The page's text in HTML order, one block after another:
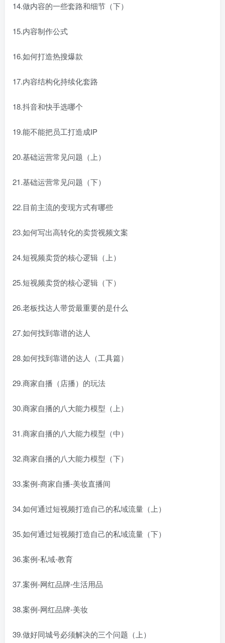
14.做内容的一些套路和细节（下）
15.内容制作公式
16.如何打造热搜爆款
17.内容结构化持续化套路
18.抖音和快手选哪个
19.能不能把员工打造成IP
20.基础运营常见问题（上）
21.基础运营常见问题（下）
22.目前主流的变现方式有哪些
23.如何写出高转化的卖货视频文案
24.短视频卖货的核心逻辑（上）
25.短视频卖货的核心逻辑（下）
26.老板找达人带货最重要的是什么
27.如何找到靠谱的达人
28.如何找到靠谱的达人（工具篇）
29.商家自播（店播）的玩法
30.商家自播的八大能力模型（上）
31.商家自播的八大能力模型（中）
32.商家自播的八大能力模型（下）
33.案例-商家自播-美妆直播间
34.如何通过短视频打造自己的私域流量（上）
35.如何通过短视频打造自己的私域流量（下）
36.案例-私域-教育
37.案例-网红品牌-生活用品
38.案例-网红品牌-美妆
39.做好同城号必须解决的三个问题（上）